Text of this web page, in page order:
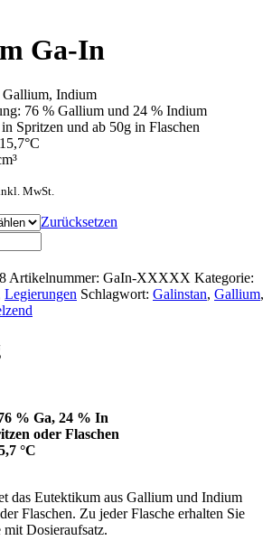
Ga-In
Gallium, Indium
76 % Gallium und 24 % Indium
Spritzen und ab 50g in Flaschen
€
MwSt.
Zurücksetzen
Artikelnummer: GaIn-XXXXX Kategorie:
Legierungen Schlagwort: Galinstan, Gallium,
% Ga, 24 % In
oder Flaschen
°C
das Eutektikum aus Gallium und Indium
Flaschen. Zu jeder Flasche erhalten Sie
Dosieraufsatz.